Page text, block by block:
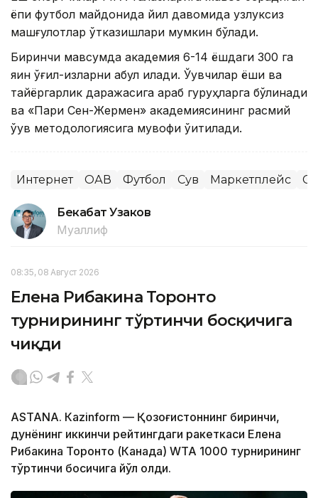
ёпиқ футбол майдонида йил давомида узлуксиз
машғулотлар ўтказишлари мумкин бўлади.
Биринчи мавсумда академия 6-14 ёшдаги 300 га
яқин ўғил-қизларни қабул қилади. Ўқувчилар ёши ва
тайёргарлик даражасига қараб гуруҳларга бўлинади
ва «Пари Сен-Жермен» академиясининг расмий
ўқув методологиясига мувофиқ ўқитилади.
Интернет ОАВ Футбол Сув Маркетплейс
Бекабат Узаков
Муаллиф
08:35, 08 Август 2026
Елена Рибакина Торонто
турнирининг тўртинчи босқичига
чиқди
ASTANА. Кazinform — Қозоғистоннинг биринчи,
дунёнинг иккинчи рейтингдаги ракеткаси Елена
Рибакина Торонто (Канада) WТА 1000 турнирининг
тўртинчи босқичига йўл олди.